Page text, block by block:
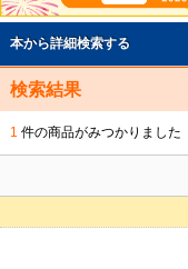
本から詳細検索する
検索結果
1 件の商品がみつかりました